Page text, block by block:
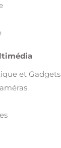
et Gadgets